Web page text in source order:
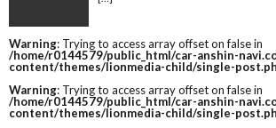
Warning: Trying to access array offset on false in
/home/r0144579/public_html/car-anshin-
content/themes/lionmedia-child/single-
Warning: Trying to access array offset on false in
/home/r0144579/public_html/car-anshin-
content/themes/lionmedia-child/single-